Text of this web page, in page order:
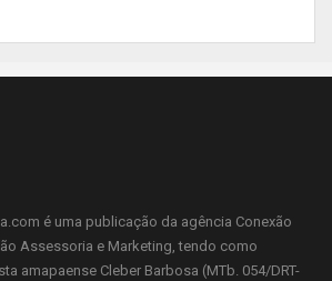
é uma publicação da agência Conexão
Assessoria e Marketing, tendo como
amapaense Cleber Barbosa (MTb. 054/DRT-